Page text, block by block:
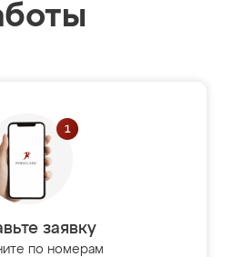
заявку
по номерам